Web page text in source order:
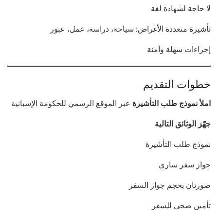
لا حاجة لشهادة لغة
تأشيرة متعددة الأغراض: سياحة، دراسة، عمل، عبور
إجراءات سهلة وآمنة
خطوات التقديم
املأ نموذج طلب التأشيرة عبر الموقع الرسمي للحكومة الإسبانية
جهّز الوثائق التالية
نموذج طلب التأشيرة
جواز سفر ساري
صورتان بحجم جواز السفر
تأمين صحي للسفر